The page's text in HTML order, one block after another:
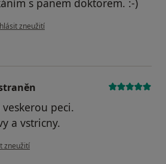
s panem doktorem. :-)
názoru uživatele Váš účet byl odstraněn
zneužití
peci.
a vstricny.
uživatele Váš účet byl odstraněn
zneužití